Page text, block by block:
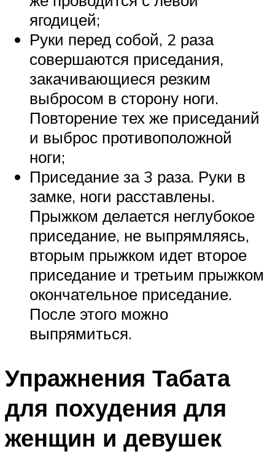
ягодицей;
Руки перед собой, 2 раза
совершаются приседания,
закачивающиеся резким
выбросом в сторону ноги.
Повторение тех же приседаний
и выброс противоположной
ноги;
Приседание за 3 раза. Руки в
замке, ноги расставлены.
Прыжком делается неглубокое
приседание, не выпрямляясь,
вторым прыжком идет второе
приседание и третьим прыжком
окончательное приседание.
После этого можно
выпрямиться.
Упражнения Табата
для похудения для
женщин и девушек